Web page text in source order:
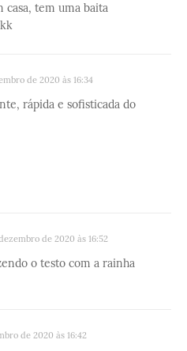
casa, tem uma baita
de 2020 às 16:34
rápida e sofisticada do
de 2020 às 16:52
o testo com a rainha
de 2020 às 16:42